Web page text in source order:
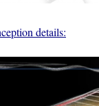
details: